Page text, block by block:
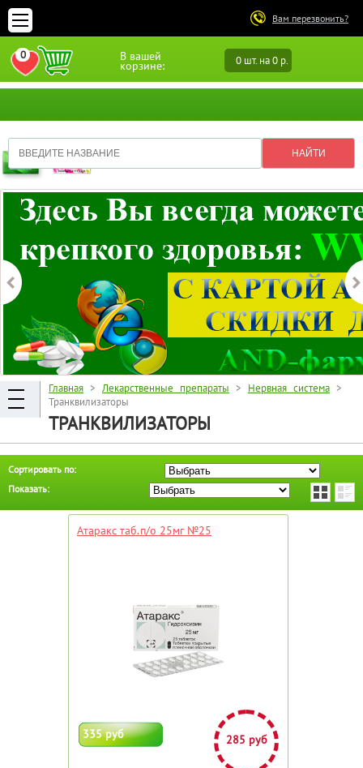
Вам перезвонить?
В вашей
корзине: 0 шт. на 0 р.
0
ПЕРЕЙТИ В ИЗБРАННОЕ
Главная > Лекарственные препараты > Нервная система >
Транквилизаторы
ТРАНКВИЛИЗАТОРЫ
Сортировать по:
Показать:
Атаракс таб.п/о 25мг №25
335 руб 285 руб